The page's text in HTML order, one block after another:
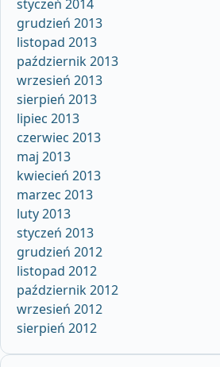
styczeń 2014
grudzień 2013
listopad 2013
październik 2013
wrzesień 2013
sierpień 2013
lipiec 2013
czerwiec 2013
maj 2013
kwiecień 2013
marzec 2013
luty 2013
styczeń 2013
grudzień 2012
listopad 2012
październik 2012
wrzesień 2012
sierpień 2012